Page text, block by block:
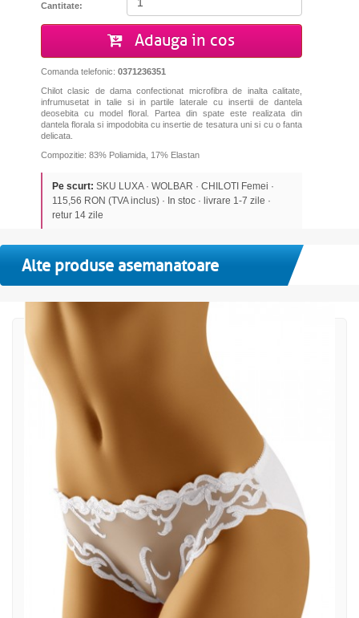
Cantitate:
Adauga in cos
Comanda telefonic: 0371236351
Chilot clasic de dama confectionat microfibra de inalta calitate,
infrumusetat in talie si in partile laterale cu insertii de dantela
deosebita cu model floral. Partea din spate este realizata din
dantela florala si impodobita cu insertie de tesatura uni si cu o fanta
delicata.
Compozitie: 83% Poliamida, 17% Elastan
Pe scurt: SKU LUXA · WOLBAR · CHILOTI Femei ·
115,56 RON (TVA inclus) · In stoc · livrare 1-7 zile ·
retur 14 zile
Alte produse asemanatoare